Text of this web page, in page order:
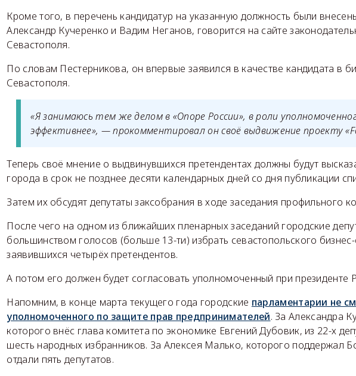
Кроме того, в перечень кандидатур на указанную должность были
Александр Кучеренко и Вадим Неганов, говорится на сайте
Севастополя.
По словам Пестерникова, он впервые заявился в качестве кандидата в
Севастополя.
«Я занимаюсь тем же делом в «Опоре России», в роли
эффективнее», — прокомментировал он своё выдвижение проекту
Теперь своё мнение о выдвинувшихся претендентах должны будут
города в срок не позднее десяти календарных дней со дня публикации
Затем их обсудят депутаты заксобрания в ходе заседания профильного
После чего на одном из ближайших пленарных заседаний городские
большинством голосов (больше 13-ти) избрать севастопольского
заявившихся четырёх претендентов.
А потом его должен будет согласовать уполномоченный при президенте
Напомним, в конце марта текущего года городские парламентарии не
уполномоченного по защите прав предпринимателей. За Александра
которого внёс глава комитета по экономике Евгений Дубовик, из 22-х
шесть народных избранников. За Алексея Малько, которого поддержал
отдали пять депутатов.